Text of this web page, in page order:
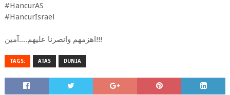
#HancurAS
#HancurIsrael
اهزمهم وانصرنا عليهم....آمين!!!
TAGS: ATAS DUNIA